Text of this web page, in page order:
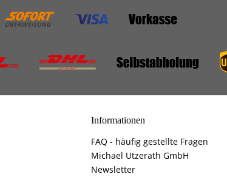
Informationen
FAQ - häufig gestellte Fragen
Michael Utzerath GmbH
Newsletter